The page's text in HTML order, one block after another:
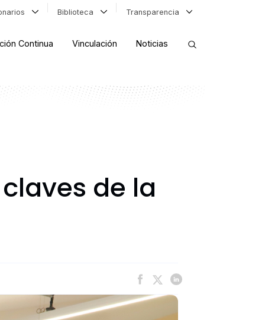
Biblioteca Transparencia
Continua Vinculación Noticias
de la